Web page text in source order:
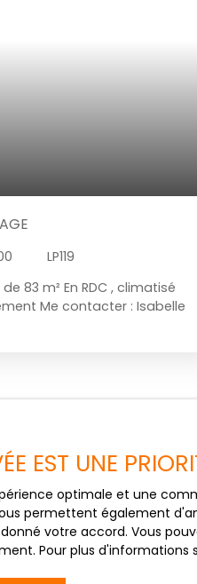
LP119
83 m² En RDC , climatisé
Me contacter : Isabelle
?
EST UNE
optimale et une
permettent également
votre accord. Vous
Pour plus d'informations